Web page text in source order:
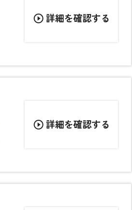
play_circle_outline 詳細を確認する
play_circle_outline 詳細を確認する